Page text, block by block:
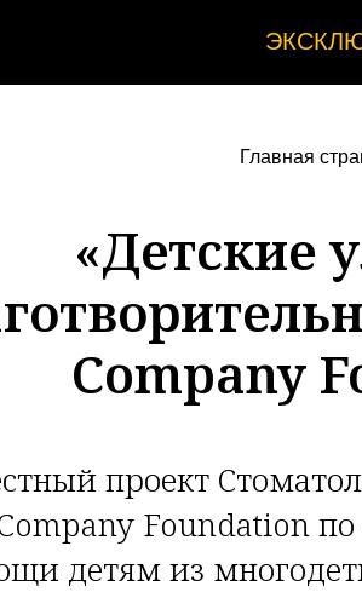
Главная
«Детские
Company
проект
Foundation по
детям из